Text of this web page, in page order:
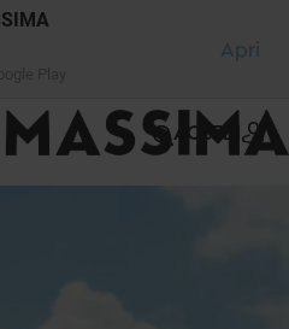
Apri
ACCEDI